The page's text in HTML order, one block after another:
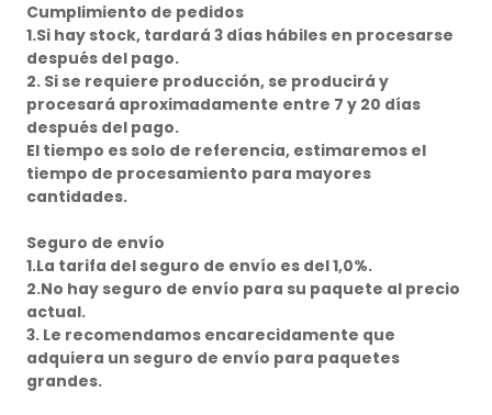
Cumplimiento de pedidos
1.Si hay stock, tardará 3 días hábiles en procesarse
después del pago.
2. Si se requiere producción, se producirá y
procesará aproximadamente entre 7 y 20 días
después del pago.
El tiempo es solo de referencia, estimaremos el
tiempo de procesamiento para mayores
cantidades.
Seguro de envío
1.La tarifa del seguro de envío es del 1,0%.
2.No hay seguro de envío para su paquete al precio
actual.
3. Le recomendamos encarecidamente que
adquiera un seguro de envío para paquetes
grandes.